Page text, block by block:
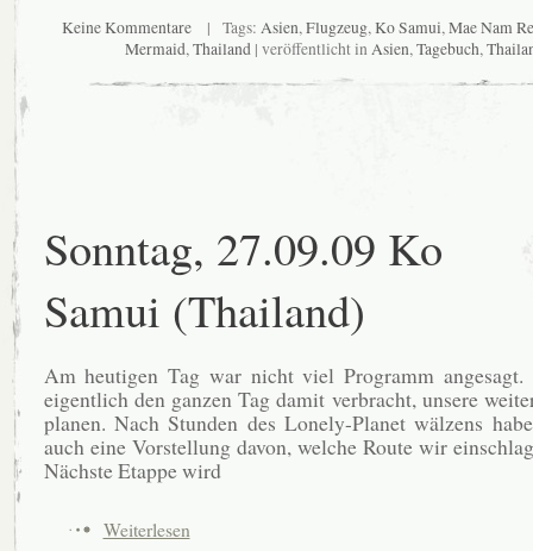
Keine Kommentare| Tags: Asien, Flugzeug, Ko Samui, Mae Nam
Mermaid, Thailand | veröffentlicht in Asien, Tagebuch,
Sonntag, 27.09.09 Ko
Samui (Thailand)
Am heutigen Tag war nicht viel Programm
eigentlich den ganzen Tag damit verbracht, unsere
planen. Nach Stunden des Lonely-Planet wälzens
auch eine Vorstellung davon, welche Route wir
Nächste Etappe wird
Weiterlesen